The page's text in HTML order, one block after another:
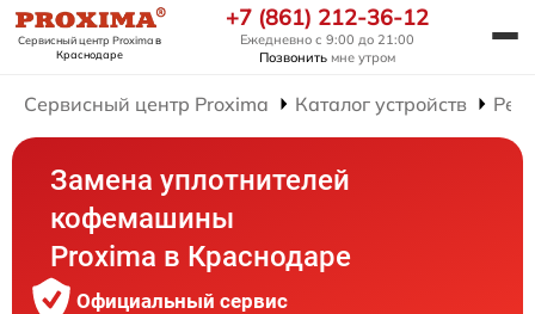
Сервисный центр Proximaв
Краснодаре
+7 (861) 212-36-12
Ежедневно с 9:00 до 21:00
Позвонить мне утром
Сервисный центр Proxima Каталог устройств
Замена уплотнителей
кофемашины
Proxima в Краснодаре
Официальный сервис